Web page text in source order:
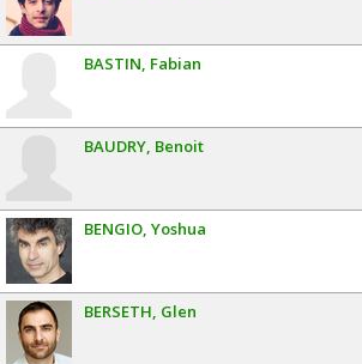
BASTIN Fabian
BAUDRY Benoit
BENGIO Yoshua
BERSETH Glen